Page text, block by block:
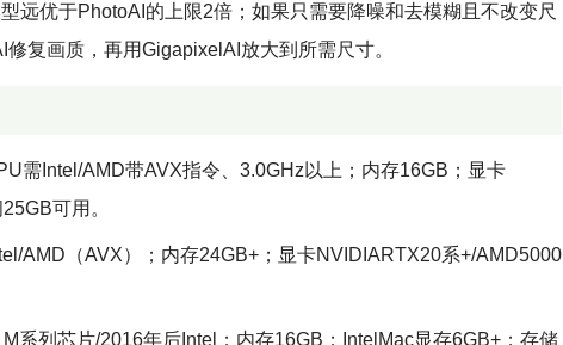
远优于PhotoAI的上限2倍；如果只需要降噪和去模糊且不改变尺
复画质，再用GigapixelAI放大到所需尺寸。
需Intel/AMD带AVX指令、3.0GHz以上；内存16GB；显卡
可用。
AMD（AVX）；内存24GB+；显卡NVIDIARTX20系+/AMD5000
系列芯片/2016年后Intel；内存16GB；IntelMac显存6GB+；存储